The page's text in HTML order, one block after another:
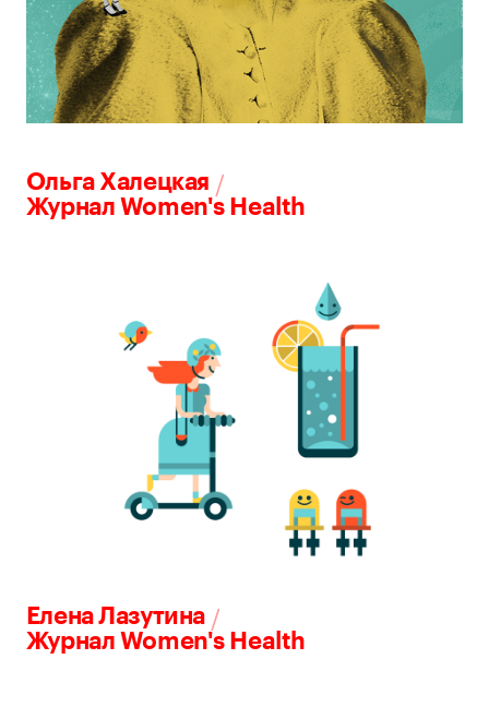
Ольга Халецкая /
Журнал Women's Health
Елена Лазутина/
Журнал Women's Health